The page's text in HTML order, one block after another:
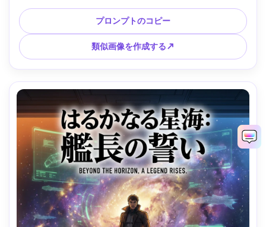
ク、夢のようなセルシェーディング、上部のタイトル用のエ
レガントなネガスペース、装飾的なフレームディテール、プ
レミアムキービジュアル、85mmレンズ、浅い被写界深度 --
ar 4:5
プロンプトのコピー
類似画像を作成する↗